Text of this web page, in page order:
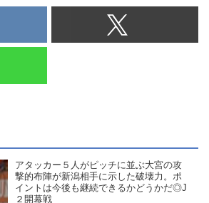
アタッカー５人がピッチに並ぶ大宮の攻
撃的布陣が新潟相手に示した破壊力。ポ
イントは今後も継続できるかどうかだ◎J
２開幕戦